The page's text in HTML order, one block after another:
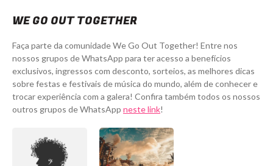
WE GO OUT TOGETHER
Faça parte da comunidade We Go Out Together! Entre nos
nossos grupos de WhatsApp para ter acesso a benefícios
exclusivos, ingressos com desconto, sorteios, as melhores dicas
sobre festas e festivais de música do mundo, além de conhecer e
trocar experiência com a galera! Confira também todos os nossos
outros grupos de WhatsApp neste link!